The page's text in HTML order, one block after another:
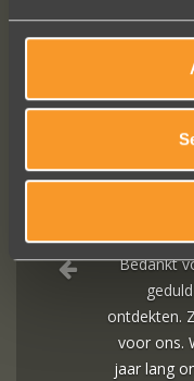
SUIVEZ-NOUS
A+ voor
Bedankt
ontdekten.
voor ons.
jaar lang